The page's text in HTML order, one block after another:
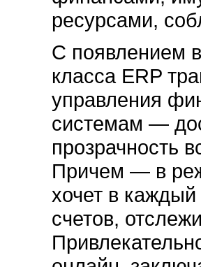
ресурсами,
С появлением
класса ERP
управления
системам —
прозрачность
Причем — в
хочет в
счетов,